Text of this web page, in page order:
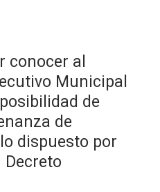
conocer al
Municipal
de
de
dispuesto por
Decreto